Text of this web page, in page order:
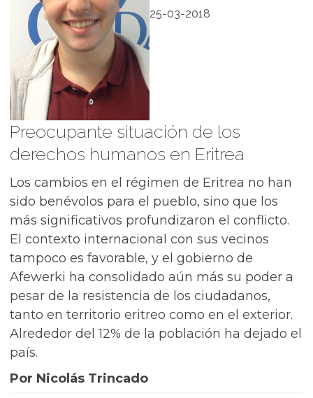
25-03-2018
Preocupante situación de los
derechos humanos en Eritrea
Los cambios en el régimen de Eritrea no han
sido benévolos para el pueblo, sino que los
más significativos profundizaron el conflicto.
El contexto internacional con sus vecinos
tampoco es favorable, y el gobierno de
Afewerki ha consolidado aún más su poder a
pesar de la resistencia de los ciudadanos,
tanto en territorio eritreo como en el exterior.
Alrededor del 12% de la población ha dejado el
país.
Por Nicolás Trincado